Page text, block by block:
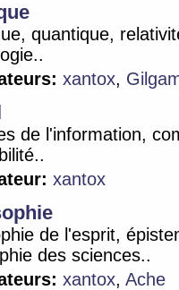
quantique,
xantox,
de l'information,
xantox
de l'esprit,
des sciences..
xantox, Ache